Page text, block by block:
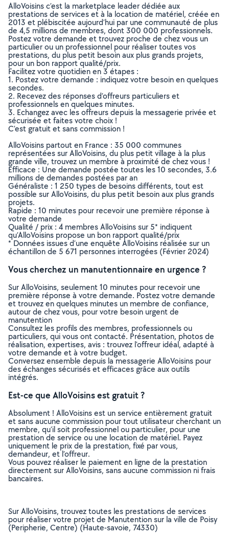
AlloVoisins c’est la marketplace leader dédiée aux
prestations de services et à la location de matériel, créée en
2013 et plébiscitée aujourd’hui par une communauté de plus
de 4,5 millions de membres, dont 300 000 professionnels.
Postez votre demande et trouvez proche de chez vous un
particulier ou un professionnel pour réaliser toutes vos
prestations, du plus petit besoin aux plus grands projets,
pour un bon rapport qualité/prix.
Facilitez votre quotidien en 3 étapes :
1. Postez votre demande : indiquez votre besoin en quelques
secondes.
2. Recevez des réponses d’offreurs particuliers et
professionnels en quelques minutes.
3. Echangez avec les offreurs depuis la messagerie privée et
sécurisée et faites votre choix !
C’est gratuit et sans commission !
AlloVoisins partout en France : 35 000 communes
représentées sur AlloVoisins, du plus petit village à la plus
grande ville, trouvez un membre à proximité de chez vous !
Efficace : Une demande postée toutes les 10 secondes, 3.6
millions de demandes postées par an
Généraliste : 1 250 types de besoins différents, tout est
possible sur AlloVoisins, du plus petit besoin aux plus grands
projets.
Rapide : 10 minutes pour recevoir une première réponse à
votre demande
Qualité / prix : 4 membres AlloVoisins sur 5* indiquent
qu’AlloVoisins propose un bon rapport qualité/prix
* Données issues d’une enquête AlloVoisins réalisée sur un
échantillon de 5 671 personnes interrogées (Février 2024)
Vous cherchez un manutentionnaire en urgence ?
Sur AlloVoisins, seulement 10 minutes pour recevoir une
première réponse à votre demande. Postez votre demande
et trouvez en quelques minutes un membre de confiance,
autour de chez vous, pour votre besoin urgent de
manutention
Consultez les profils des membres, professionnels ou
particuliers, qui vous ont contacté. Présentation, photos de
réalisation, expertises, avis : trouvez l'offreur idéal, adapté à
votre demande et à votre budget.
Conversez ensemble depuis la messagerie AlloVoisins pour
des échanges sécurisés et efficaces grâce aux outils
intégrés.
Est-ce que AlloVoisins est gratuit ?
Absolument ! AlloVoisins est un service entièrement gratuit
et sans aucune commission pour tout utilisateur cherchant un
membre, qu’il soit professionnel ou particulier, pour une
prestation de service ou une location de matériel. Payez
uniquement le prix de la prestation, fixé par vous,
demandeur, et l’offreur.
Vous pouvez réaliser le paiement en ligne de la prestation
directement sur AlloVoisins, sans aucune commission ni frais
bancaires.
Sur AlloVoisins, trouvez toutes les prestations de services
pour réaliser votre projet de Manutention sur la ville de Poisy
(Peripherie, Centre) (Haute-savoie, 74330)